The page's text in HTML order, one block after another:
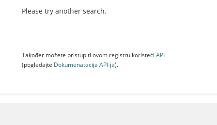
Please try another search.
Također možete pristupiti ovom registru koristeći API
(pogledajte Dokumenаtаcijа API-jа).